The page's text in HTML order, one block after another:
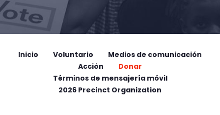
Inicio Voluntario
Medios de comunicación
Acción
Donar
Términos de mensajería móvil
2026 Precinct Organization